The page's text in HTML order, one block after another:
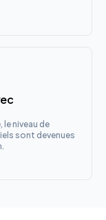
le niveau de
sont devenues